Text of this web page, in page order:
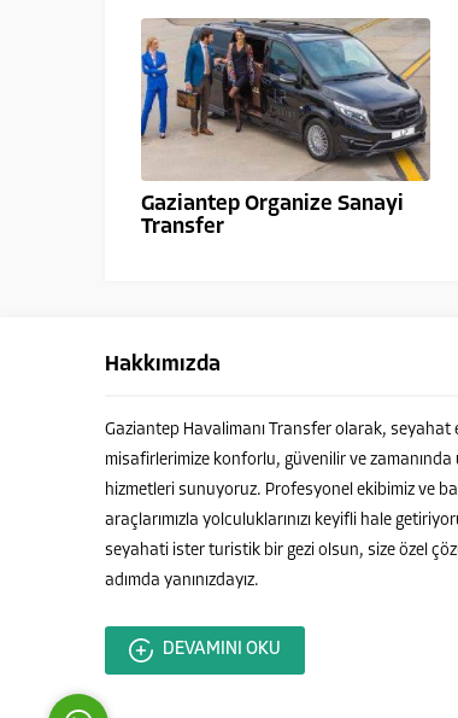
Gaziantep Organize Sanayi
Transfer
Hakkımızda
Gaziantep Havalimanı Transfer olarak, seyahat
misafirlerimize konforlu, güvenilir ve zamanında
hizmetleri sunuyoruz. Profesyonel ekibimiz ve
araçlarımızla yolculuklarınızı keyifli hale
seyahati ister turistik bir gezi olsun, size özel
adımda yanınızdayız.
DEVAMINI OKU
Ahmet ÇELEBİ